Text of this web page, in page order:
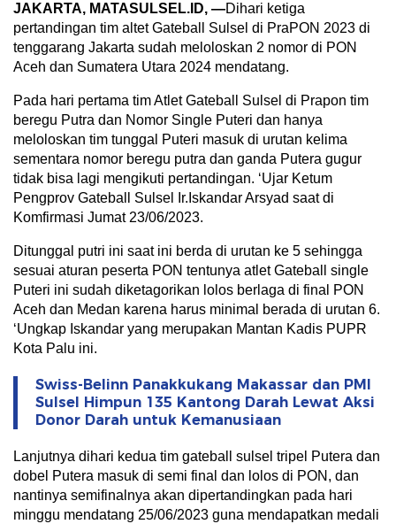
JAKARTA, MATASULSEL.ID, —Dihari ketiga
pertandingan tim altet Gateball Sulsel di PraPON 2023 di
tenggarang Jakarta sudah meloloskan 2 nomor di PON
Aceh dan Sumatera Utara 2024 mendatang.
Pada hari pertama tim Atlet Gateball Sulsel di Prapon tim
beregu Putra dan Nomor Single Puteri dan hanya
meloloskan tim tunggal Puteri masuk di urutan kelima
sementara nomor beregu putra dan ganda Putera gugur
tidak bisa lagi mengikuti pertandingan. ‘Ujar Ketum
Pengprov Gateball Sulsel Ir.Iskandar Arsyad saat di
Komfirmasi Jumat 23/06/2023.
Ditunggal putri ini saat ini berda di urutan ke 5 sehingga
sesuai aturan peserta PON tentunya atlet Gateball single
Puteri ini sudah diketagorikan lolos berlaga di final PON
Aceh dan Medan karena harus minimal berada di urutan 6.
‘Ungkap Iskandar yang merupakan Mantan Kadis PUPR
Kota Palu ini.
Swiss-Belinn Panakkukang Makassar dan PMI
Sulsel Himpun 135 Kantong Darah Lewat Aksi
Donor Darah untuk Kemanusiaan
Lanjutnya dihari kedua tim gateball sulsel tripel Putera dan
dobel Putera masuk di semi final dan lolos di PON, dan
nantinya semifinalnya akan dipertandingkan pada hari
minggu mendatang 25/06/2023 guna mendapatkan medali